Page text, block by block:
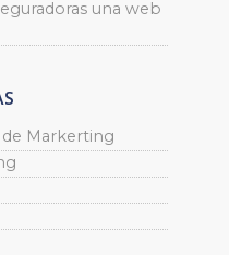
una web
Markerting